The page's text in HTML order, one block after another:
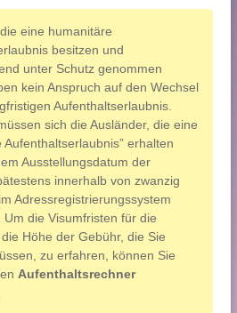
eine humanitäre
besitzen und
unter Schutz genommen
kein Anspruch auf den Wechsel
Aufenthaltserlaubnis.
sich die Ausländer, die eine
Aufenthaltserlaubnis” erhalten
Ausstellungsdatum der
innerhalb von zwanzig
Adressregistrierungssystem
Um die Visumfristen für die
Höhe der Gebühr, die Sie
zu erfahren, können Sie
Aufenthaltsrechner